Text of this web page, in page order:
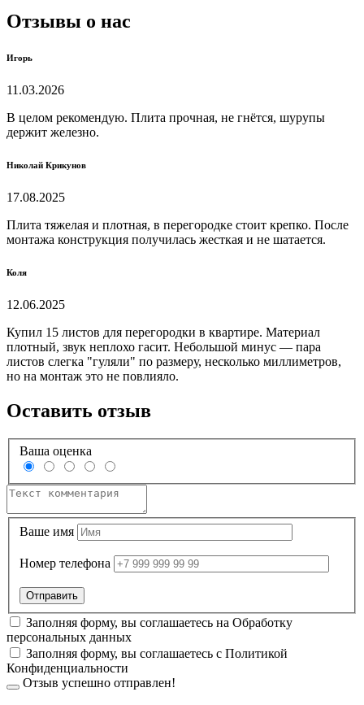
Отзывы о нас
Игорь
11.03.2026
В целом рекомендую. Плита прочная, не гнётся, шурупы
держит железно.
Николай Крикунов
17.08.2025
Плита тяжелая и плотная, в перегородке стоит крепко. После
монтажа конструкция получилась жесткая и не шатается.
Коля
12.06.2025
Купил 15 листов для перегородки в квартире. Материал
плотный, звук неплохо гасит. Небольшой минус — пара
листов слегка "гуляли" по размеру, несколько миллиметров,
но на монтаж это не повлияло.
Оставить отзыв
Ваша оценка
Ваше имя
Номер телефона
Заполняя форму, вы соглашаетесь на Обработку
персональных данных
Заполняя форму, вы соглашаетесь с Политикой
Конфиденциальности
Отзыв успешно отправлен!